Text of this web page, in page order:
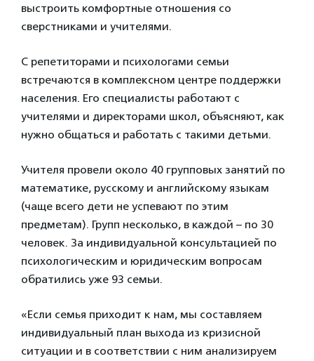
выстроить комфортные отношения со
сверстниками и учителями.
С репетиторами и психологами семьи
встречаются в комплексном центре поддержки
населения. Его специалисты работают с
учителями и директорами школ, объясняют, как
нужно общаться и работать с такими детьми.
Учителя провели около 40 групповых занятий по
математике, русскому и английскому языкам
(чаще всего дети не успевают по этим
предметам). Групп несколько, в каждой – по 30
человек. За индивидуальной консультацией по
психологическим и юридическим вопросам
обратились уже 93 семьи.
«Если семья приходит к нам, мы составляем
индивидуальный план выхода из кризисной
ситуации и в соответствии с ним анализируем